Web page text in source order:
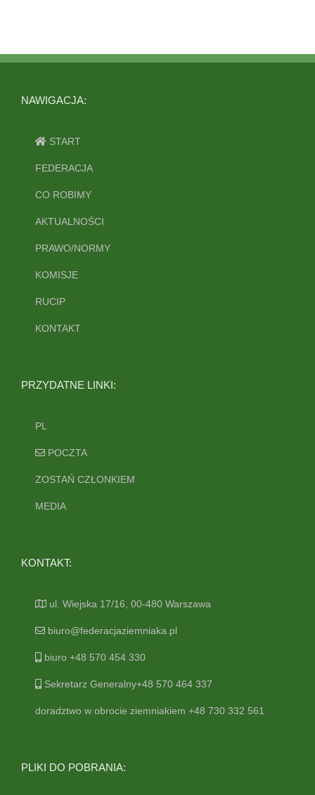
NAWIGACJA:
START
FEDERACJA
CO ROBIMY
AKTUALNOŚCI
PRAWO/NORMY
KOMISJE
RUCIP
KONTAKT
PRZYDATNE LINKI:
PL
POCZTA
ZOSTAŃ CZŁONKIEM
MEDIA
KONTAKT:
ul. Wiejska 17/16, 00-480 Warszawa
biuro@federacjaziemniaka.pl
biuro +48 570 454 330
Sekretarz Generalny+48 570 464 337
doradztwo w obrocie ziemniakiem +48 730 332 561
PLIKI DO POBRANIA: